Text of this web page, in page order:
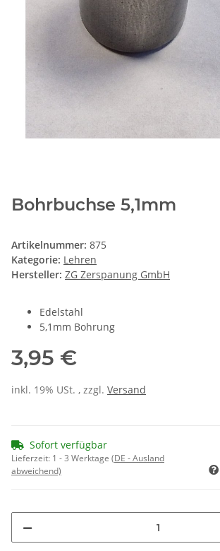
Bohrbuchse 5,1mm
Artikelnummer: 875
Kategorie: Lehren
Hersteller: ZG Zerspanung GmbH
Edelstahl
5,1mm Bohrung
3,95 €
inkl. 19% USt. , zzgl. Versand
Sofort verfügbar
Lieferzeit: 1 - 3 Werktage (DE - Ausland
abweichend)